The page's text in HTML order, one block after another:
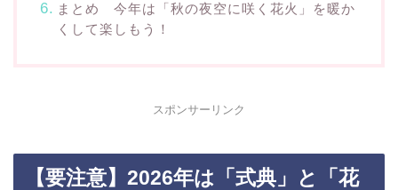
まとめ 今年は「秋の夜空に咲く花火」を暖か
くして楽しもう！
スポンサーリンク
【要注意】2026年は「式典」と「花